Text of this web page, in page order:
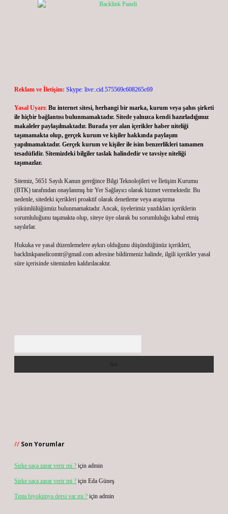
Reklam ve İletişim: Skype: live:.cid.575569c608265c69
Yasal Uyarı: Bu internet sitesi, herhangi bir marka, kurum veya şahıs şirketi
ile hiçbir bağlantısı bulunmamaktadır. Sitede yalnızca kendi hazırladığımız
makaleler paylaşılmaktadır. Burada yer alan içerikler haber niteliği
taşımamakta olup, gerçek kurum ve kişiler hakkında paylaşım
yapılmamaktadır. Gerçek kurum ve kişiler ile isim benzerlikleri tamamen
tesadüfidir. Sitemizdeki bilgiler taslak halindedir ve tavsiye niteliği
taşımazlar.
Sitemiz, 5651 Sayılı Kanun gereğince Bilgi Teknolojileri ve İletişim Kurumu
(BTK) tarafından onaylanmış bir Yer Sağlayıcı olarak hizmet vermektedir. Bu
nedenle, sitedeki içerikleri proaktif olarak denetleme veya araştırma
yükümlülüğümüz bulunmamaktadır. Ancak, üyelerimiz yazdıkları içeriklerin
sorumluluğunu taşımakta olup, siteye üye olarak bu sorumluluğu kabul etmiş
sayılırlar.
Hukuka ve yasal düzenlemelere aykırı olduğunu düşündüğünüz içerikleri,
backlinkpanelicomtr@gmail.com adresine bildirmeniz halinde, ilgili içerikler yasal
süre içerisinde sitemizden kaldırılacaktır.
Son Yorumlar
Sirke saça zarar verir mi ? için admin
Sirke saça zarar verir mi ? için Eda Güneş
Tıpta biyokimya dersi var mı ? için admin